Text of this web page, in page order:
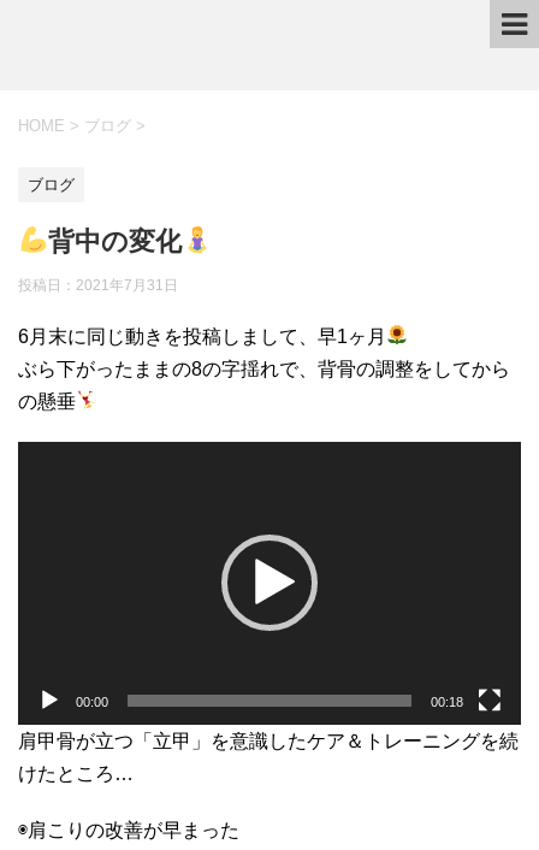
HOME > ブログ >
ブログ
背中の変化
投稿日：2021年7月31日
6月末に同じ動きを投稿しまして、早1ヶ月
ぶら下がったままの8の字揺れで、背骨の調整をしてから
の懸垂
00:00 00:18
肩甲骨が立つ「立甲」を意識したケア＆トレーニングを続
けたところ…
◉肩こりの改善が早まった